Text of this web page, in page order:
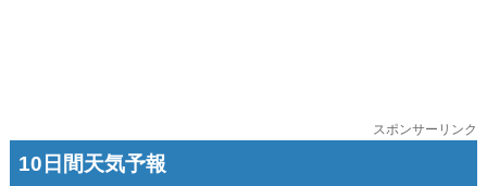
スポンサーリンク
10日間天気予報